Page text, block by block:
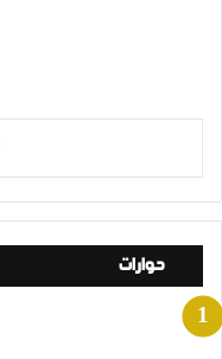
حوارات